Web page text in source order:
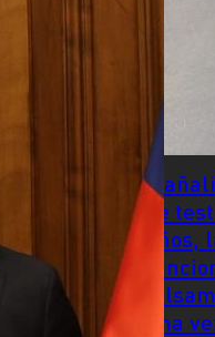
de
una